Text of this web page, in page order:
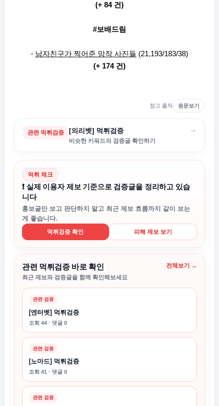
(+ 84 건)
#보배드림
- 남자친구가 찍어준 망작 사진들 (21,193/183/38)
(+ 174 건)
참고 출처 원문보기
관련 먹튀검증 [의리벳] 먹튀검증
비슷한 키워드의 검증글 확인하기
→
먹튀 체크
❗ 실제 이용자 제보 기준으로 검증글을 정리하고 있습
니다
홍보글만 보고 판단하지 말고 최근 제보 흐름까지 같이 보는
게 좋습니다.
먹튀검증 확인 피해 제보 보기
관련 먹튀검증 바로 확인
최근 제보와 검증글을 함께 확인해보세요
전체보기 →
관련 검증
[엔터벳] 먹튀검증
조회 44 · 댓글 0
관련 검증
[노마드] 먹튀검증
조회 41 · 댓글 0
관련 검증